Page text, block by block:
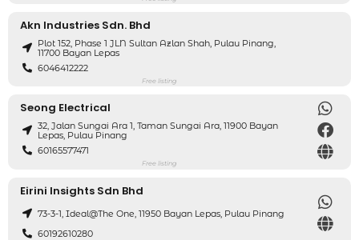
Akn Industries Sdn. Bhd
Plot 152, Phase 1 JLN Sultan Azlan Shah, Pulau Pinang,
11700 Bayan Lepas
6046412222
Free listing
Seong Electrical
32, Jalan Sungai Ara 1, Taman Sungai Ara, 11900 Bayan
Lepas, Pulau Pinang
60165577471
Free listing
Eirini Insights Sdn Bhd
73-3-1, Ideal@The One, 11950 Bayan Lepas, Pulau Pinang
60192610280